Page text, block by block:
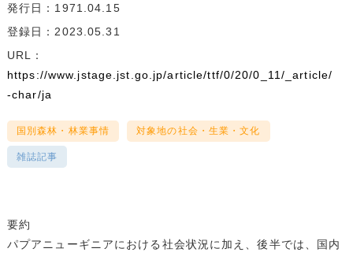
発行日：1971.04.15
登録日：2023.05.31
URL：
https://www.jstage.jst.go.jp/article/ttf/0/20/0_11/_article/
-char/ja
国別森林・林業事情 対象地の社会・生業・文化
雑誌記事
要約
パプアニューギニアにおける社会状況に加え、後半では、国内